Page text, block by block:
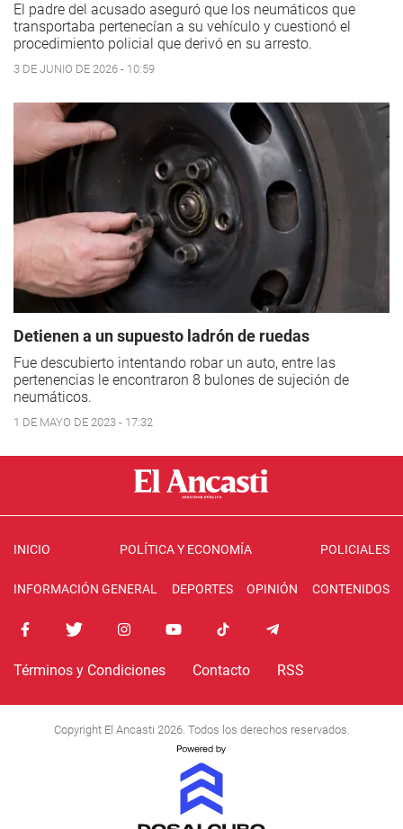
El padre del acusado aseguró que los neumáticos que
transportaba pertenecían a su vehículo y cuestionó el
procedimiento policial que derivó en su arresto.
3 DE JUNIO DE 2026 - 10:59
Detienen a un supuesto ladrón de ruedas
Fue descubierto intentando robar un auto, entre las
pertenencias le encontraron 8 bulones de sujeción de
neumáticos.
1 DE MAYO DE 2023 - 17:32
INICIO POLÍTICA Y ECONOMÍA POLICIALES
INFORMACIÓN GENERAL DEPORTES OPINIÓN CONTENIDOS
Términos y Condiciones Contacto RSS
Copyright El Ancasti 2026. Todos los derechos reservados.